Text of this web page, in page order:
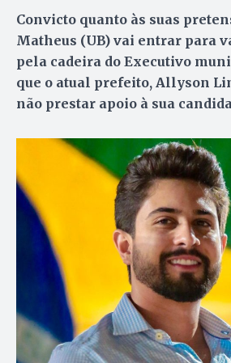
Convicto quanto às suas
Matheus (UB) vai entrar para
pela cadeira do Executivo
que o atual prefeito, Allyson
não prestar apoio à sua